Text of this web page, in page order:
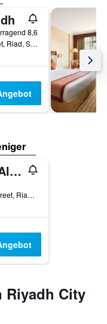
8,6
2385 Olaya Street, Riad, Saudi-Arabien
Carawan Al Khaleej Hotel Olaya
24 Olaya Main Street, Riad, Saudi-Arabien
Riyadh City